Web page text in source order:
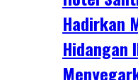
Hadirkan
Hidangan